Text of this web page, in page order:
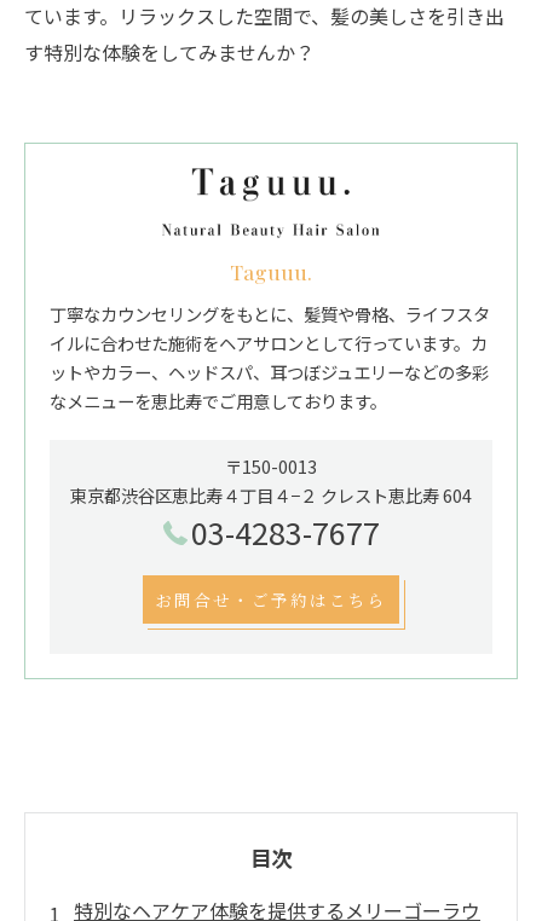
ています。リラックスした空間で、髪の美しさを引き出
す特別な体験をしてみませんか？
Taguuu.
丁寧なカウンセリングをもとに、髪質や骨格、ライフスタ
イルに合わせた施術をヘアサロンとして行っています。カ
ットやカラー、ヘッドスパ、耳つぼジュエリーなどの多彩
なメニューを恵比寿でご用意しております。
〒150-0013
東京都渋谷区恵比寿４丁目４−２ クレスト恵比寿 604
03-4283-7677
お問合せ・ご予約はこちら
目次
特別なヘアケア体験を提供するメリーゴーラウ